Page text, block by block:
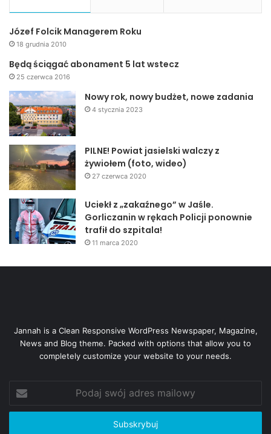
Józef Folcik Managerem Roku
18 grudnia 2010
Będą ściągać abonament 5 lat wstecz
25 czerwca 2016
Nowy rok, nowy budżet, nowe zadania
4 stycznia 2023
PILNE! Powiat jasielski walczy z
żywiołem (foto, wideo)
27 czerwca 2020
Uciekł z „zakaźnego” w Jaśle.
Gorliczanin w rękach Policji ponownie
trafił do szpitala!
11 marca 2020
Jannah is a Clean Responsive WordPress Newspaper, Magazine,
News and Blog theme. Packed with options that allow you to
completely customize your website to your needs.
Podaj
swój
adres